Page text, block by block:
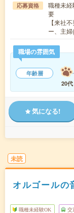
応募資格
職種未経
要
【来社
ー、主
職場の雰囲気
年齢層
20代
気になる!
未読
オルゴールの
職種未経験OK 交